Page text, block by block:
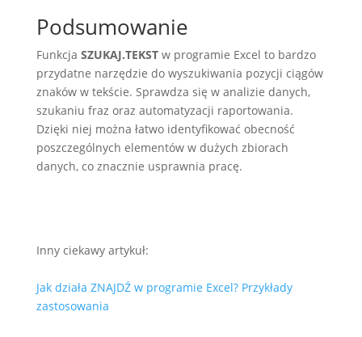
Podsumowanie
Funkcja SZUKAJ.TEKSTw programie Excel to bardzo
przydatne narzędzie do wyszukiwania pozycji ciągów
znaków w tekście. Sprawdza się w analizie danych,
szukaniu fraz oraz automatyzacji raportowania.
Dzięki niej można łatwo identyfikować obecność
poszczególnych elementów w dużych zbiorach
danych, co znacznie usprawnia pracę.
Inny ciekawy artykuł:
Jak działa ZNAJDŹ w programie Excel? Przykłady
zastosowania